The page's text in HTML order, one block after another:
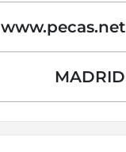
www.pecas.net
MADRID